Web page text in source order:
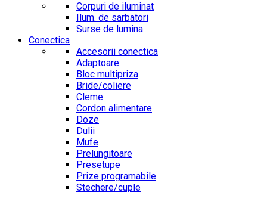
Corpuri de iluminat
Ilum. de sarbatori
Surse de lumina
Conectica
Accesorii conectica
Adaptoare
Bloc multipriza
Bride/coliere
Cleme
Cordon alimentare
Doze
Dulii
Mufe
Prelungitoare
Presetupe
Prize programabile
Stechere/cuple